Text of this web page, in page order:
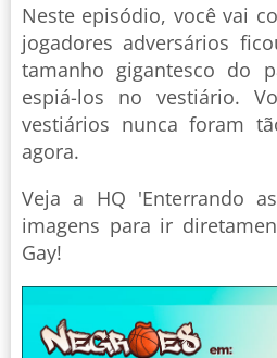
Neste episódio, você vai
jogadores adversários
tamanho gigantesco do
espiá-los no vestiário.
vestiários nunca foram
agora.
Veja a HQ 'Enterrando
imagens para ir
Gay!